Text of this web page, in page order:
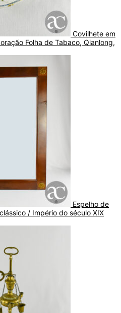
Covilhete em
Folha de Tabaco, Qianlong,
Espelho de
/ Império do século XIX